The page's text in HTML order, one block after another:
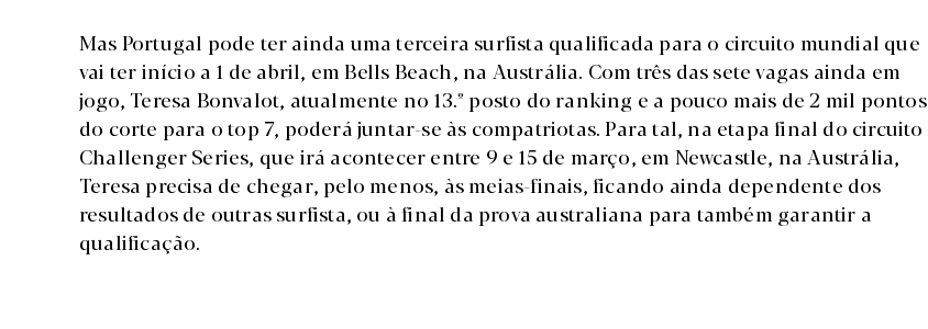
Mas Portugal pode ter ainda uma terceira surfista qualificada para o circuito mundial que
vai ter início a 1 de abril, em Bells Beach, na Austrália. Com três das sete vagas ainda em
jogo, Teresa Bonvalot, atualmente no 13.º posto do ranking e a pouco mais de 2 mil pontos
do corte para o top 7, poderá juntar-se às compatriotas. Para tal, na etapa final do circuito
Challenger Series, que irá acontecer entre 9 e 15 de março, em Newcastle, na Austrália,
Teresa precisa de chegar, pelo menos, às meias-finais, ficando ainda dependente dos
resultados de outras surfista, ou à final da prova australiana para também garantir a
qualificação.